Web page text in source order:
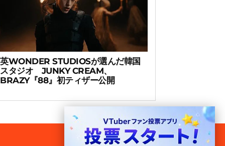
英WONDER STUDIOSが選んだ韓国
スタジオ JUNKY CREAM、
BRAZY『88』初ティザー公開